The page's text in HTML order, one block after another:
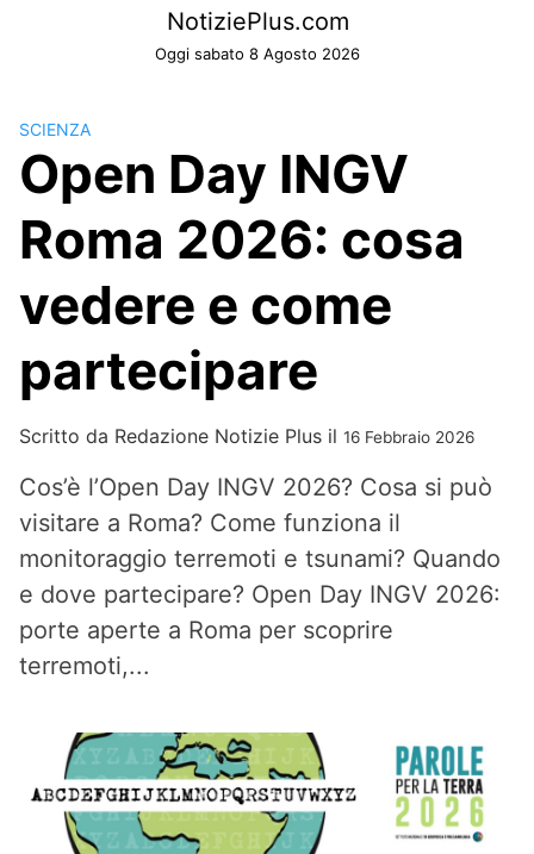
NotiziePlus.com
Oggi sabato 8 Agosto 2026
SCIENZA
Open Day INGV
Roma 2026: cosa
vedere e come
partecipare
Scritto da Redazione Notizie Plus il 16 Febbraio 2026
Cos’è l’Open Day INGV 2026? Cosa si può
visitare a Roma? Come funziona il
monitoraggio terremoti e tsunami? Quando
e dove partecipare? Open Day INGV 2026:
porte aperte a Roma per scoprire
terremoti,...